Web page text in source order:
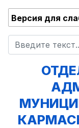
Версия для
Поиск